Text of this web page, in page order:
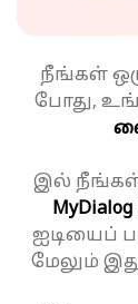
நீங்கள்
போது,
இல்
ஐடியைப்
மேலும்